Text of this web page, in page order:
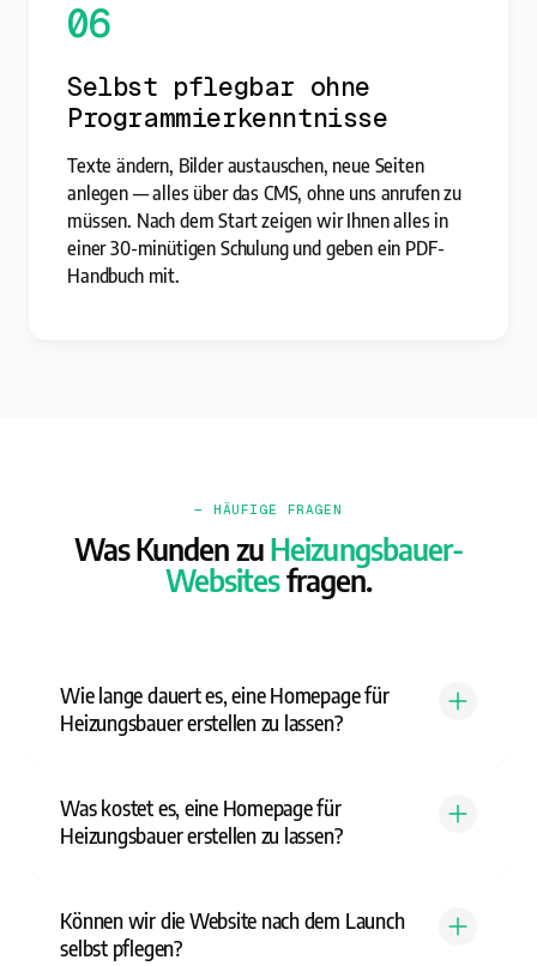
06
Selbst pflegbar ohne
Programmierkenntnisse
Texte ändern, Bilder austauschen, neue Seiten
anlegen — alles über das CMS, ohne uns anrufen zu
müssen. Nach dem Start zeigen wir Ihnen alles in
einer 30-minütigen Schulung und geben ein PDF-
Handbuch mit.
— HÄUFIGE FRAGEN
Was Kunden zuHeizungsbauer-
Websitesfragen.
Wie lange dauert es, eine Homepage für
Heizungsbauer erstellen zu lassen?
Was kostet es, eine Homepage für
Heizungsbauer erstellen zu lassen?
Können wir die Website nach dem Launch
selbst pflegen?